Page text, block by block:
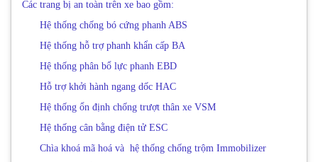
Các trang bị an toàn trên xe bao gồm:
Hệ thống chống bó cứng phanh ABS
Hệ thống hỗ trợ phanh khẩn cấp BA
Hệ thống phân bổ lực phanh EBD
Hỗ trợ khởi hành ngang dốc HAC
Hệ thống ổn định chống trượt thân xe VSM
Hệ thống cân bằng điện tử ESC
Chìa khoá mã hoá và hệ thống chống trộm Immobilizer